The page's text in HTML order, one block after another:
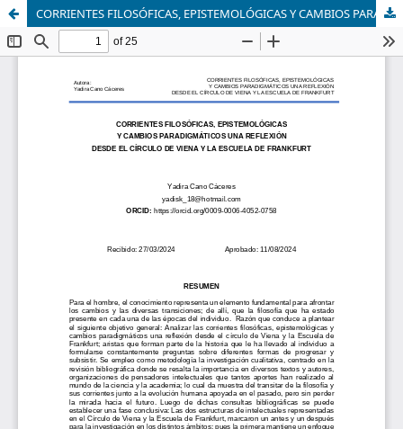
CORRIENTES FILOSÓFICAS, EPISTEMOLÓGICAS Y CAMBIOS PARADIGMÁTICOS UNA REFLEXIÓN DESDE EL CÍRCULO DE VIENA Y LA ESCUELA DE FRANKFURT